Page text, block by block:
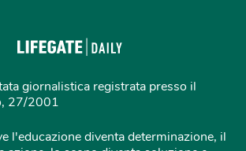
giornalistica registrata presso il
27/2001
l'educazione diventa determinazione, il